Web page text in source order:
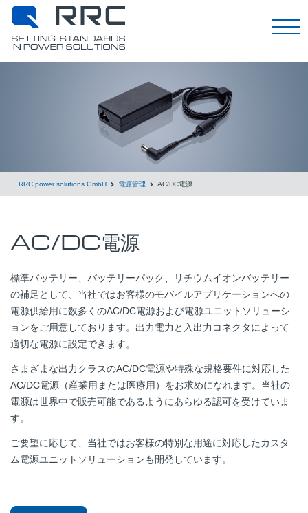
日本語
RRC power solutions GmbH 電源管理 AC/DC電源
AC/DC電源
標準バッテリー、バッテリーパック、リチウムイオンバッテリー
の補足として、当社ではお客様のモバイルアプリケーションへの
電源供給用に数多くのAC/DC電源および電源ユニットソリューシ
ョンをご用意しております。出力電力と入出力コネクタによって
適切な電源に設定できます。
さまざまな出力クラスのAC/DC電源や特殊な規格要件に対応した
AC/DC電源（産業用または医療用）をお求めになれます。当社の
電源は世界中で販売可能であるようにあらゆる認可を受けていま
す。
ご要望に応じて、当社ではお客様の特別な用途に対応したカスタ
ム電源ユニットソリューションも開発しています。